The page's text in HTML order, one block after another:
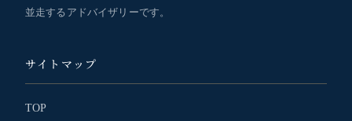
並走するアドバイザリーです。
サイトマップ
TOP